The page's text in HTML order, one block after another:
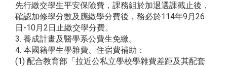
先行繳交學生平安保險費，課務組於加退選課截止後，
確認加修學分數及應繳學分費後，務必於114年9月26
日-10月2日止繳交學分費。
3. 養成計畫及醫學系公費生免繳。
4. 本國籍學生學雜費、住宿費補助：
(1) 配合教育部「拉近公私立學校學雜費差距及其配套